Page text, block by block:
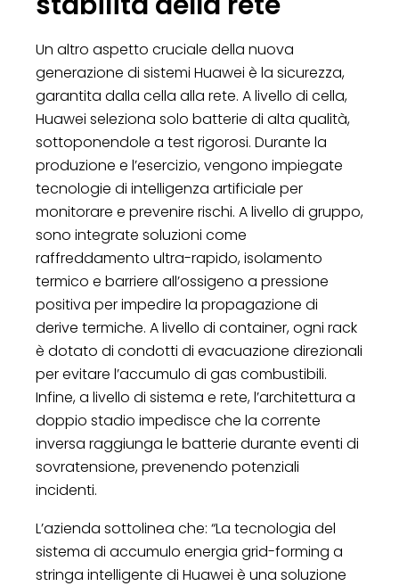
Un altro aspetto cruciale della nuova
generazione di sistemi Huawei è la sicurezza,
garantita dalla cella alla rete. A livello di cella,
Huawei seleziona solo batterie di alta qualità,
sottoponendole a test rigorosi. Durante la
produzione e l’esercizio, vengono impiegate
tecnologie di intelligenza artificiale per
monitorare e prevenire rischi. A livello di gruppo,
sono integrate soluzioni come
raffreddamento ultra-rapido, isolamento
termico e barriere all’ossigeno a pressione
positiva per impedire la propagazione di
derive termiche. A livello di container, ogni rack
è dotato di condotti di evacuazione direzionali
per evitare l’accumulo di gas combustibili.
Infine, a livello di sistema e rete, l’architettura a
doppio stadio impedisce che la corrente
inversa raggiunga le batterie durante eventi di
sovratensione, prevenendo potenziali
incidenti.
L’azienda sottolinea che: “La tecnologia del
sistema di accumulo energia grid-forming a
stringa intelligente di Huawei è una soluzione